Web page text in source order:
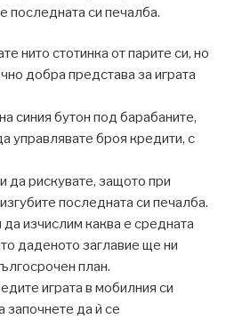
последната си печалба.
нито стотинка от парите си, но
добра представа за играта
синия бутон под барабаните,
управлявате броя кредити, с
да рискувате, защото при
последната си печалба.
изчислим каква е средната
даденото заглавие ще ни
план.
играта в мобилния си
да ѝ се